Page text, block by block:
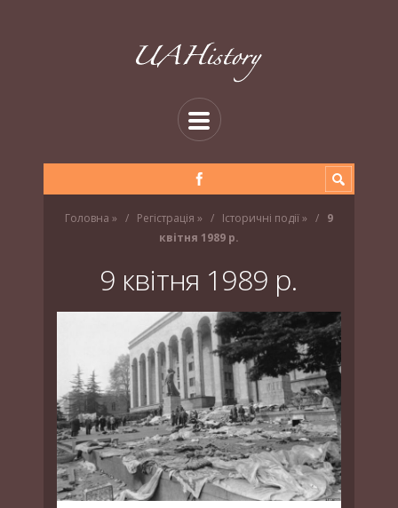
Головна » Регістрація » Історичні події»
9
квітня 1989 р.
9 квітня 1989 р.